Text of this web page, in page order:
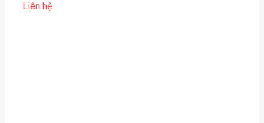
Liên hệ